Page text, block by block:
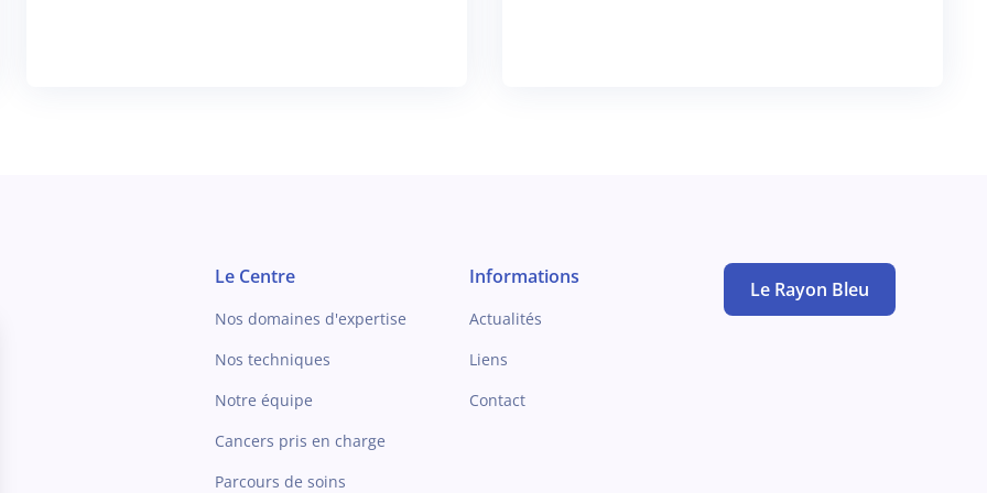
Le Centre
Nos domaines d'expertise
Nos techniques
Notre équipe
Cancers pris en charge
Parcours de soins
Informations
Actualités
Liens
Contact
Le Rayon Bleu